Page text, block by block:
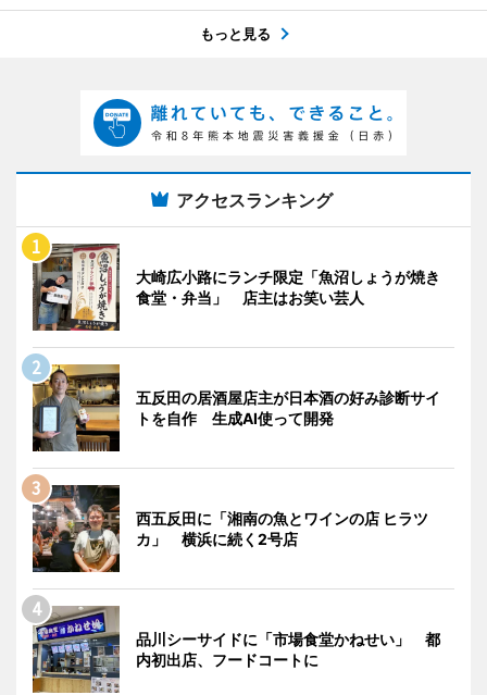
もっと見る
アクセスランキング
大崎広小路にランチ限定「魚沼しょうが焼き
食堂・弁当」 店主はお笑い芸人
五反田の居酒屋店主が日本酒の好み診断サイ
トを自作 生成AI使って開発
西五反田に「湘南の魚とワインの店 ヒラツ
カ」 横浜に続く2号店
品川シーサイドに「市場食堂かねせい」 都
内初出店、フードコートに